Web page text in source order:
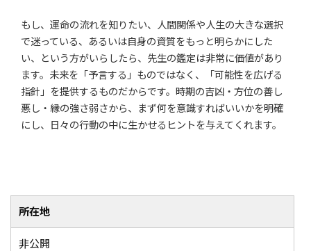
もし、運命の流れを知りたい、人間関係や人生の大きな選択
で迷っている、あるいは自身の資質をもっと明らかにした
い、という方がいらしたら、先生の鑑定は非常に価値があり
ます。未来を「予言する」ものではなく、「可能性を広げる
指針」を提供するものだからです。時期の吉凶・方位の善し
悪し・縁の強さ弱さから、まず何を意識すればいいかを明確
にし、日々の行動の中に生かせるヒントを与えてくれます。
所在地
非公開